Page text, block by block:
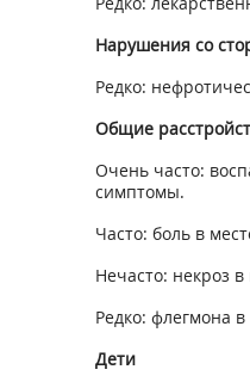
Нарушения со
Редко:
Общие
Очень часто:
симптомы.
Часто: боль в
Нечасто: некроз
Редко: флегмона
Дети